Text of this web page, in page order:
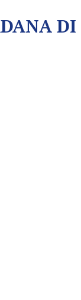
DI